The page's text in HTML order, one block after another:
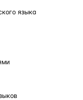
Таиланд
языка